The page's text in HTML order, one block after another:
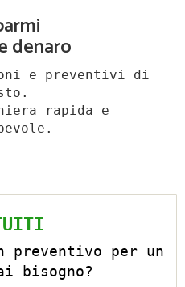
denaro
e preventivi di
rapida e
preventivo per un
bisogno?